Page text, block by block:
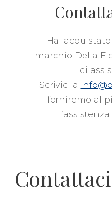
Hai
marchio Della
di
Scrivici a
forniremo al